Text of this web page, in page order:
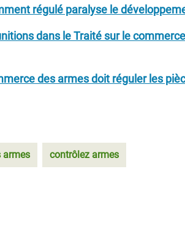
régulé paralyse le
dans le Traité sur le
des armes doit réguler les
armes contrôlez armes